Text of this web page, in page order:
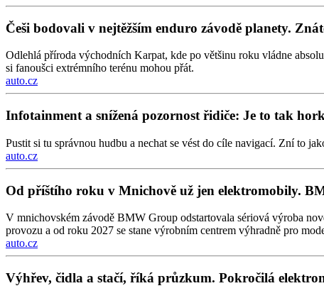
Češi bodovali v nejtěžším enduro závodě planety.
Odlehlá příroda východních Karpat, kde po většinu roku vládne
si fanoušci extrémního terénu mohou přát.
auto.cz
Infotainment a snížená pozornost řidiče: Je to tak
Pustit si tu správnou hudbu a nechat se vést do cíle navigací. Zní to
auto.cz
Od příštího roku v Mnichově už jen elektromobily.
V mnichovském závodě BMW Group odstartovala sériová výroba
provozu a od roku 2027 se stane výrobním centrem výhradně pro
auto.cz
Výhřev, čidla a stačí, říká průzkum. Pokročilá